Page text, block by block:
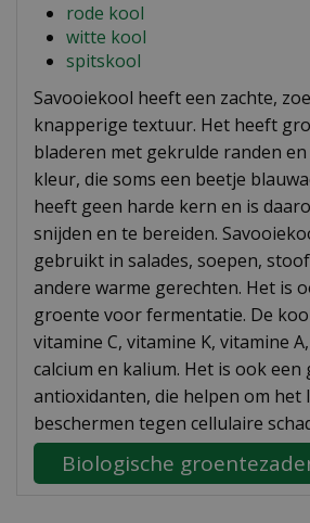
rode kool
witte kool
spitskool
Savooiekool heeft een zachte,
knapperige textuur. Het heeft
bladeren met gekrulde randen
kleur, die soms een beetje
heeft geen harde kern en is
snijden en te bereiden.
gebruikt in salades, soepen,
andere warme gerechten. Het is
groente voor fermentatie. De
vitamine C, vitamine K, vitamine
calcium en kalium. Het is ook een
antioxidanten, die helpen om het
beschermen tegen cellulaire
Biologische